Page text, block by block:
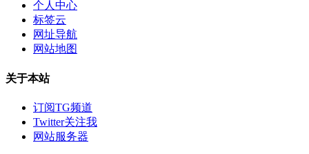
个人中心
标签云
网址导航
网站地图
关于本站
订阅TG频道
Twitter关注我
网站服务器